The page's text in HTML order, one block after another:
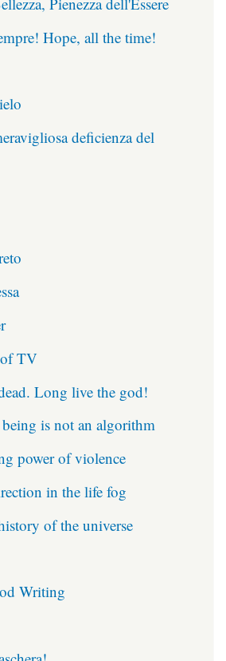
Hope, all the time!
deficienza del
TV
Long live the god!
is not an algorithm
power of violence
in the life fog
of the universe
Writing